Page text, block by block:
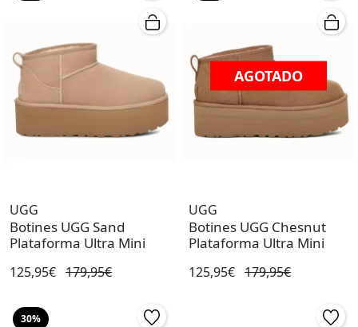
UGG
Botines UGG Sand
Plataforma Ultra Mini
125,95€ 179,95€
AGOTADO
UGG
Botines UGG Chesnut
Plataforma Ultra Mini
125,95€ 179,95€
30%